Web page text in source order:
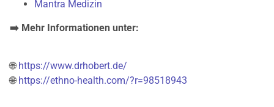
Mantra Medizin
➡️ Mehr Informationen unter:
🌐 https://www.drhobert.de/
🌐 https://ethno-health.com/?r=98518943